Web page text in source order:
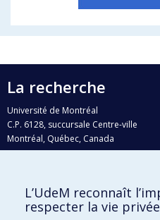
La recherche
Université de Montréal
C.P. 6128, succursale Centre-ville
Montréal, Québec, Canada
H3C 3J7
Qui fait quoi?
L’UdeM reconnaît
respecter la vie privée